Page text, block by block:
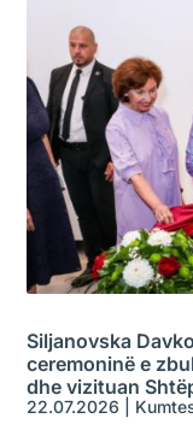
Siljanovska
ceremoninë e
dhe vizituan
22.07.2026